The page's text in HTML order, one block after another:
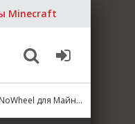
Minecraft
для Майнкрафт [1.21.10, 1.21.9, 1.21.8]